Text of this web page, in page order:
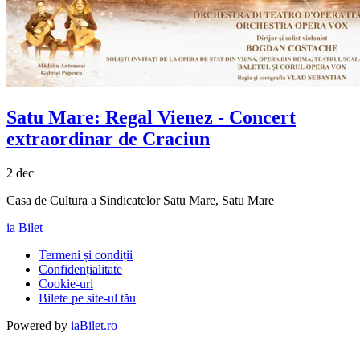
Satu Mare: Regal Vienez - Concert
extraordinar de Craciun
2 dec
Casa de Cultura a Sindicatelor Satu Mare, Satu Mare
ia Bilet
Termeni și condiții
Confidențialitate
Cookie-uri
Bilete pe site-ul tău
Powered by iaBilet.ro